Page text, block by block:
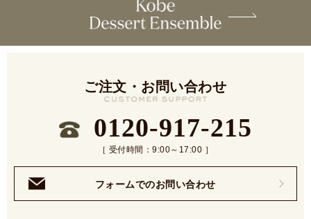
ご注文・お問い合わせ
0120-917-215
［ 受付時間：9:00～17:00 ］
フォームでのお問い合わせ